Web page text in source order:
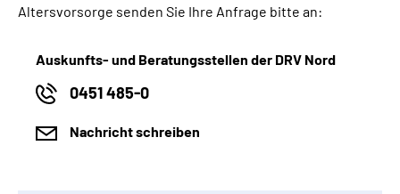
Altersvorsorge senden Sie Ihre Anfrage bitte an:
Auskunfts- und Beratungsstellen der DRV Nord
0451 485-0
Nachricht schreiben